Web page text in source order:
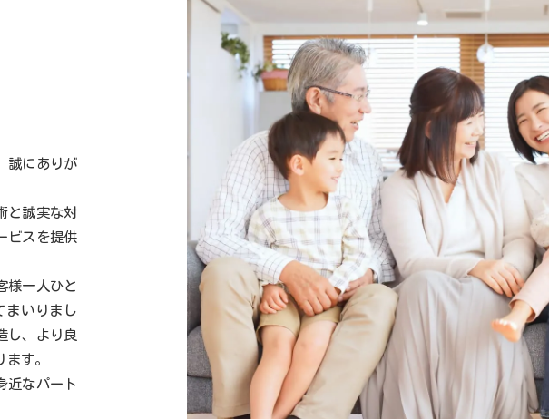
誠にありが
と誠実な対
ビスを提供
様一人ひと
まいりまし
し、より良
す。
近なパート